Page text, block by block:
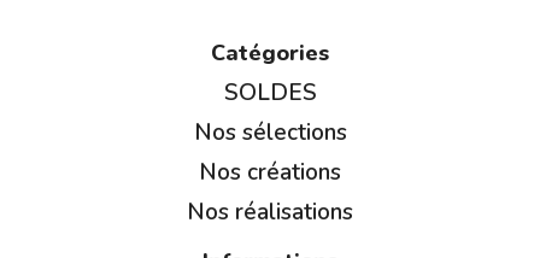
Catégories
SOLDES
Nos sélections
Nos créations
Nos réalisations